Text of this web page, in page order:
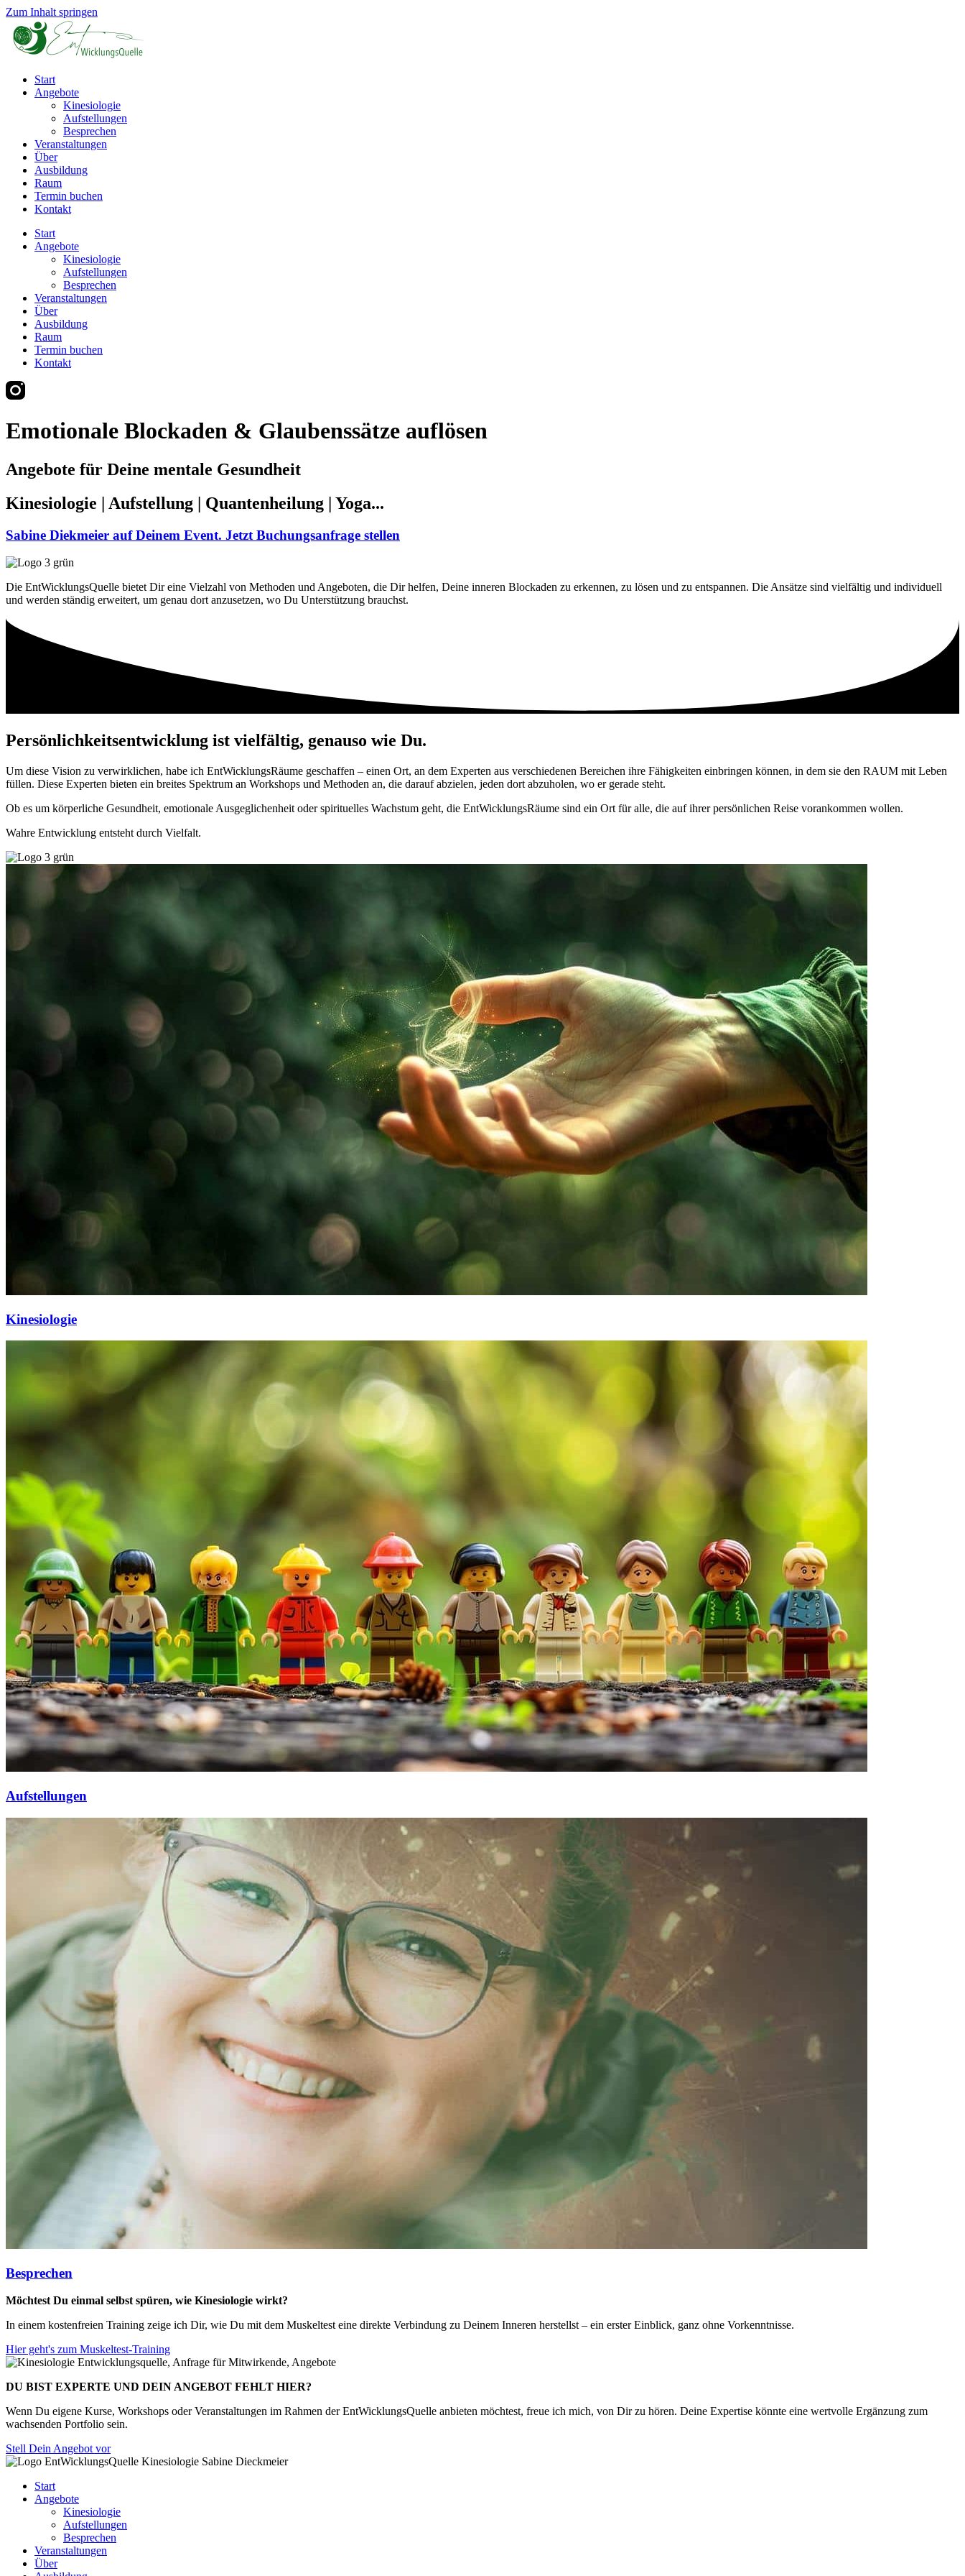
Zum Inhalt springen
Start
Angebote
Kinesiologie
Aufstellungen
Besprechen
Veranstaltungen
Über
Ausbildung
Raum
Termin buchen
Kontakt
Start
Angebote
Kinesiologie
Aufstellungen
Besprechen
Veranstaltungen
Über
Ausbildung
Raum
Termin buchen
Kontakt
Emotionale Blockaden & Glaubenssätze auflösen
Angebote für Deine mentale Gesundheit
Kinesiologie | Aufstellung | Quantenheilung | Yoga...
Sabine Diekmeier auf Deinem Event. Jetzt Buchungsanfrage stellen
Die EntWicklungsQuelle bietet Dir eine Vielzahl von Methoden und Angeboten, die Dir helfen, Deine inneren Blockaden zu erkennen, zu lösen und zu entspannen. Die Ansätze sind vielfältig und individuell
und werden ständig erweitert, um genau dort anzusetzen, wo Du Unterstützung brauchst.
Persönlichkeitsentwicklung ist vielfältig, genauso wie Du.
Um diese Vision zu verwirklichen, habe ich EntWicklungsRäume geschaffen – einen Ort, an dem Experten aus verschiedenen Bereichen ihre Fähigkeiten einbringen können, in dem sie den RAUM mit Leben
füllen. Diese Experten bieten ein breites Spektrum an Workshops und Methoden an, die darauf abzielen, jeden dort abzuholen, wo er gerade steht.
Ob es um körperliche Gesundheit, emotionale Ausgeglichenheit oder spirituelles Wachstum geht, die EntWicklungsRäume sind ein Ort für alle, die auf ihrer persönlichen Reise vorankommen wollen.
Wahre Entwicklung entsteht durch Vielfalt.
Kinesiologie
Aufstellungen
Besprechen
Möchtest Du einmal selbst spüren, wie Kinesiologie wirkt?
In einem kostenfreien Training zeige ich Dir, wie Du mit dem Muskeltest eine direkte Verbindung zu Deinem Inneren herstellst – ein erster Einblick, ganz ohne Vorkenntnisse.
Hier geht's zum Muskeltest-Training
DU BIST EXPERTE UND DEIN ANGEBOT FEHLT HIER?
Wenn Du eigene Kurse, Workshops oder Veranstaltungen im Rahmen der EntWicklungsQuelle anbieten möchtest, freue ich mich, von Dir zu hören. Deine Expertise könnte eine wertvolle Ergänzung zum
wachsenden Portfolio sein.
Stell Dein Angebot vor
Start
Angebote
Kinesiologie
Aufstellungen
Besprechen
Veranstaltungen
Über